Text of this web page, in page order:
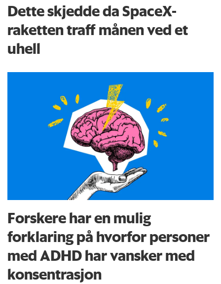
Dette skjedde da SpaceX-
raketten traff månen ved et
uhell
Forskere har en mulig
forklaring på hvorfor personer
med ADHD har vansker med
konsentrasjon